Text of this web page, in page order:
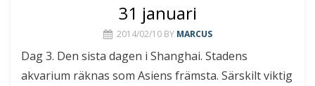
31 januari
2014/02/10 BY MARCUS
Dag 3. Den sista dagen i Shanghai. Stadens
akvarium räknas som Asiens främsta. Särskilt viktig